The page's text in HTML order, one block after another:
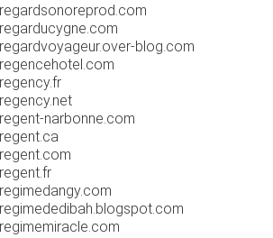
blog.com
narbonne.com